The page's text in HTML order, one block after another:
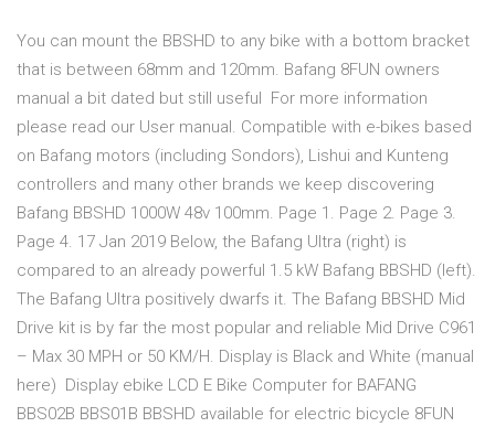
You can mount the BBSHD to any bike with a bottom bracket
that is between 68mm and 120mm. Bafang 8FUN owners
manual a bit dated but still useful For more information
please read our User manual. Compatible with e-bikes based
on Bafang motors (including Sondors), Lishui and Kunteng
controllers and many other brands we keep discovering
Bafang BBSHD 1000W 48v 100mm. Page 1. Page 2. Page 3.
Page 4. 17 Jan 2019 Below, the Bafang Ultra (right) is
compared to an already powerful 1.5 kW Bafang BBSHD (left).
The Bafang Ultra positively dwarfs it. The Bafang BBSHD Mid
Drive kit is by far the most popular and reliable Mid Drive C961
– Max 30 MPH or 50 KM/H. Display is Black and White (manual
here) Display ebike LCD E Bike Computer for BAFANG
BBS02B BBS01B BBSHD available for electric bicycle 8FUN